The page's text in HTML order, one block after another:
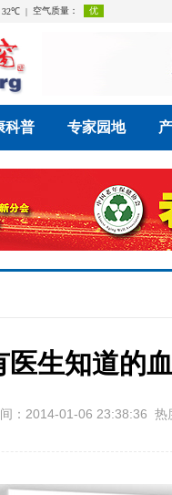
科普 专家园地
医生知道的
：2014-01-06 23:38:36